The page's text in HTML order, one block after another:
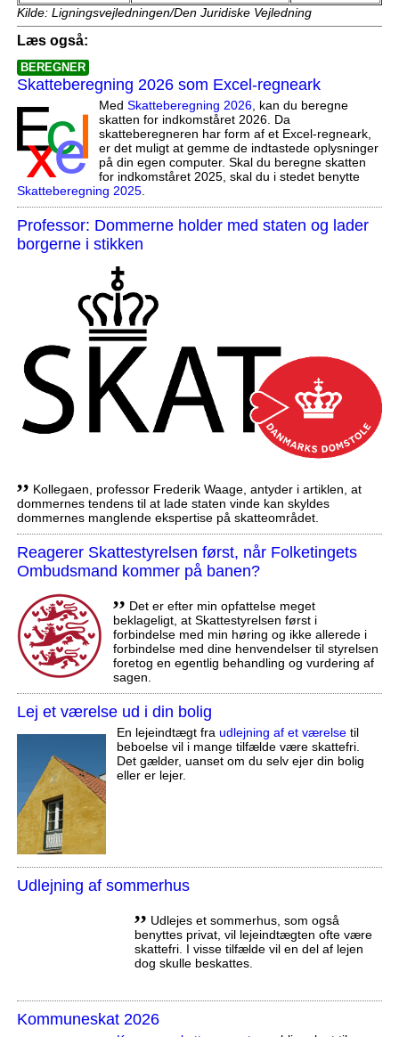
Kilde: Ligningsvejledningen/Den Juridiske Vejledning
Læs også:
BEREGNER
Skatteberegning 2026 som Excel-regneark
Med Skatteberegning 2026, kan du beregne
skatten for indkomståret 2026. Da
skatteberegneren har form af et Excel-regneark,
er det muligt at gemme de indtastede oplysninger
på din egen computer. Skal du beregne skatten
for indkomståret 2025, skal du i stedet benytte
Skatteberegning 2025.
Professor: Dommerne holder med staten og lader
borgerne i stikken
,, Kollegaen, professor Frederik Waage, antyder i artiklen, at
dommernes tendens til at lade staten vinde kan skyldes
dommernes manglende ekspertise på skatteområdet.
Reagerer Skattestyrelsen først, når Folketingets
Ombudsmand kommer på banen?
,, Det er efter min opfattelse meget
beklageligt, at Skattestyrelsen først i
forbindelse med min høring og ikke allerede i
forbindelse med dine henvendelser til styrelsen
foretog en egentlig behandling og vurdering af
sagen.
Lej et værelse ud i din bolig
En lejeindtægt fra udlejning af et værelsetil
beboelse vil i mange tilfælde være skattefri.
Det gælder, uanset om du selv ejer din bolig
eller er lejer.
Udlejning af sommerhus
,, Udlejes et sommerhus, som også
benyttes privat, vil lejeindtægten ofte være
skattefri. I visse tilfælde vil en del af lejen
dog skulle beskattes.
Kommuneskat 2026